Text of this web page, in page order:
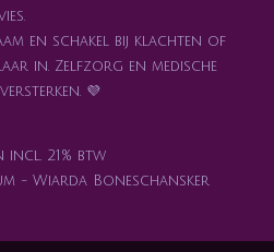
en schakel bij klachten of
in. Zelfzorg en medische
💜
21% btw
- Wiarda Boneschansker